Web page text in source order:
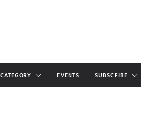
CATEGORY EVENTS SUBSCRIBE